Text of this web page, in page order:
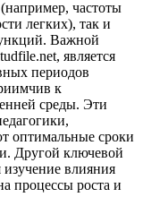
частоты
легких), так и
Важной
является
периодов
к
среды. Эти
оптимальные сроки
Другой ключевой
изучение влияния
процессы роста и